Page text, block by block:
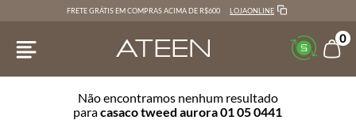
FRETE GRÁTIS EM COMPRAS ACIMA DE R$600 LOJAONLINE
0
Não encontramos nenhum resultado
paracasaco tweed aurora 01 05 0441